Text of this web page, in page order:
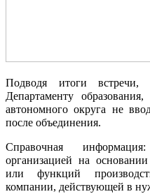
Подводя итоги встречи,
Департаменту
автономного округа не
после объединения.
Справочная
организацией на
или функций
компании, действующей в